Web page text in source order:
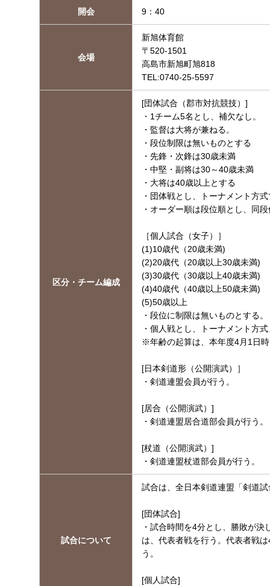
開会 9：40
会場
新旭体育館
〒520-1501
高島市新旭町旭818
TEL:0740-25-5597
区分・チーム編成
[団体試合（郡市対抗競技）]
・1チーム5名とし、補欠なし。
・監督は大将が兼ねる。
・段位制限は無いものとする
・先鋒・次鋒は30歳未満
・中堅・副将は30～40歳未満
・大将は40歳以上とする
・団体戦とし、トーナメント方
・オーダー順は段位順とし、同
［個人試合（女子）］
(1)10歳代（20歳未満)
(2)20歳代（20歳以上30歳未満)
(3)30歳代（30歳以上40歳未満)
(4)40歳代（40歳以上50歳未満)
(5)50歳以上
・段位に制限は無いものとする。
・個人戦とし、トーナメント方
※年齢の起算は、本年度4月1日
[日本剣道形（公開演武）］
・剣道連盟会員が行う。
[居合（公開演武）]
・剣道連盟居合道部会員が行う。
[杖道（公開演武）]
・剣道連盟杖道部会員が行う。
試合について
試合は、全日本剣道連盟「剣道
[団体試合]
・試合時間を4分とし、勝敗が
は、代表者戦を行う。代表者戦
う。
[個人試合]